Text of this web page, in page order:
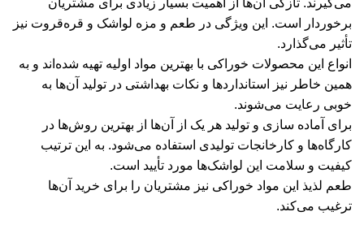
برخوردار است. این ویژگی در طعم و مزه لواشک و قره‌قروت نیز
تأثیر می‌گذارد.
انواع این محصولات خوراکی با بهترین مواد اولیه تهیه شده‌اند و به
همین خاطر نیز استانداردها و نکات بهداشتی در تولید آن‌ها به
خوبی رعایت می‌شوند.
برای آماده سازی و تولید هر یک از آن‌ها از بهترین روش‌ها در
کارگاه‌ها و کارخانجات تولیدی استفاده می‌شود. به این ترتیب
کیفیت و سلامت این لواشک‌ها مورد تأیید است.
طعم لذیذ این مواد خوراکی نیز مشتریان را برای خرید آن‌ها
ترغیب می‌کند.